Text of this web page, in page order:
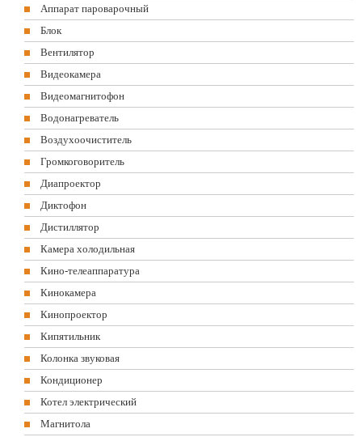
Аппарат пароварочный
Блок
Вентилятор
Видеокамера
Видеомагнитофон
Водонагреватель
Воздухоочиститель
Громкоговоритель
Диапроектор
Диктофон
Дистиллятор
Камера холодильная
Кино-телеаппаратура
Кинокамера
Кинопроектор
Кипятильник
Колонка звуковая
Кондиционер
Котел электрический
Магнитола